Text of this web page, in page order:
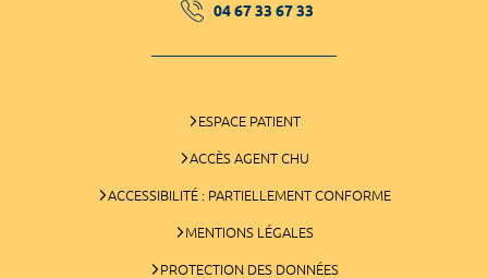
04 67 33 67 33
ESPACE PATIENT
ACCÈS AGENT CHU
ACCESSIBILITÉ : PARTIELLEMENT CONFORME
MENTIONS LÉGALES
PROTECTION DES DONNÉES